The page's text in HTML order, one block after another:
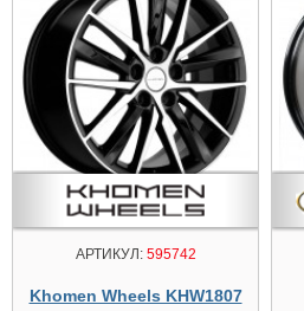
АРТИКУЛ:595742
Khomen Wheels KHW1807